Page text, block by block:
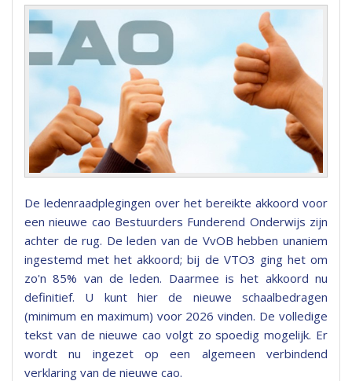
De ledenraadplegingen over het bereikte akkoord voor
een nieuwe cao Bestuurders Funderend Onderwijs zijn
achter de rug. De leden van de VvOB hebben unaniem
ingestemd met het akkoord; bij de VTO3 ging het om
zo'n 85% van de leden. Daarmee is het akkoord nu
definitief. U kunt hier de nieuwe schaalbedragen
(minimum en maximum) voor 2026 vinden. De volledige
tekst van de nieuwe cao volgt zo spoedig mogelijk. Er
wordt nu ingezet op een algemeen verbindend
verklaring van de nieuwe cao.